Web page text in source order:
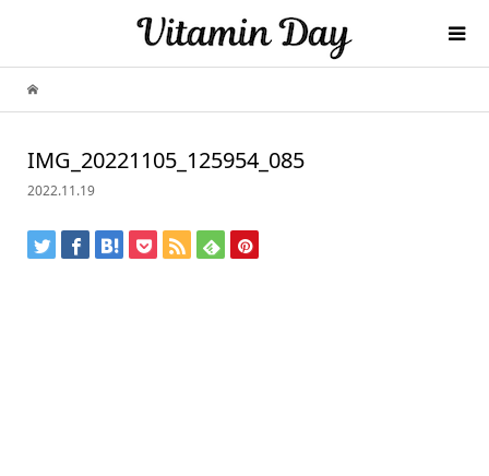
IMG_20221105_125954_085
2022.11.19